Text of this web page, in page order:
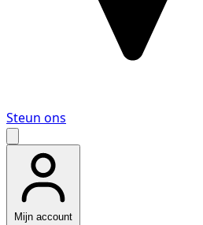
Steun ons
Mijn account